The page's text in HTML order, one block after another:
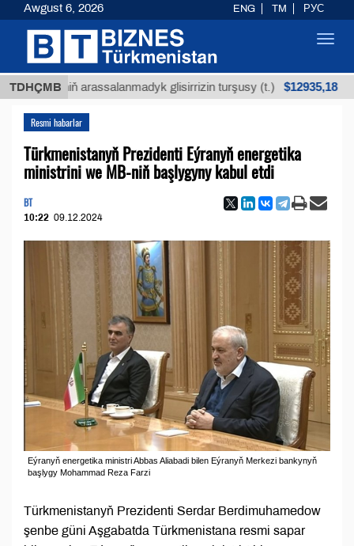
TDHÇMBarassalanmadyk glisirrizin turşusy (t.) $12935,18 Az
Resmi habarlar
Türkmenistanyň Prezidenti Eýranyň energetika
ministrini we MB-niň başlygyny kabul etdi
BT
10:22 09.12.2024
Eýranyň energetika ministri Abbas Aliabadi bilen Eýranyň Merkezi bankynyň
başlygy Mohammad Reza Farzi
Türkmenistanyň Prezidenti Serdar Berdimuhamedow
şenbe güni Aşgabatda Türkmenistana resmi sapar
Awgust 6, 2026 ENG TM РУС